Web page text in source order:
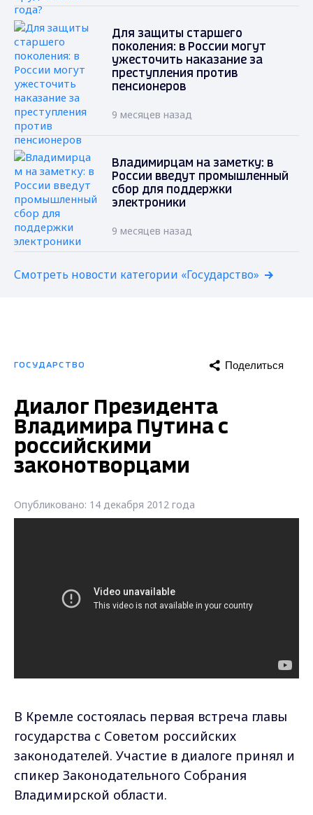
Для защиты старшего
поколения: в России могут
ужесточить наказание за
преступления против
пенсионеров
9 месяцев назад
Владимирцам на заметку: в
России введут промышленный
сбор для поддержки
электроники
9 месяцев назад
Смотреть новости категории «Государство»
ГОСУДАРСТВО Поделиться
Диалог Президента
Владимира Путина с
российскими
законотворцами
Опубликовано: 14 декабря 2012 года
В Кремле состоялась первая встреча главы
государства с Советом российских
законодателей. Участие в диалоге принял и
спикер Законодательного Собрания
Владимирской области.